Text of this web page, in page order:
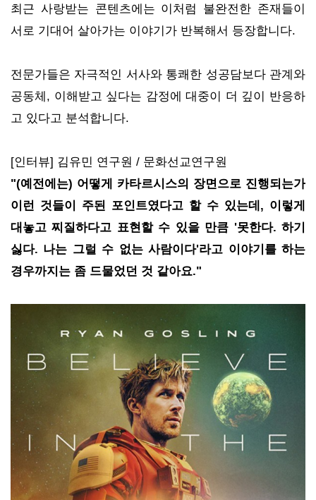
최근 사랑받는 콘텐츠에는 이처럼 불완전한 존재들이
서로 기대어 살아가는 이야기가 반복해서 등장합니다.
전문가들은 자극적인 서사와 통쾌한 성공담보다 관계와
공동체, 이해받고 싶다는 감정에 대중이 더 깊이 반응하
고 있다고 분석합니다.
[인터뷰] 김유민 연구원 / 문화선교연구원
"(예전에는) 어떻게 카타르시스의 장면으로 진행되는가
이런 것들이 주된 포인트였다고 할 수 있는데, 이렇게
대놓고 찌질하다고 표현할 수 있을 만큼 '못한다. 하기
싫다. 나는 그럴 수 없는 사람이다'라고 이야기를 하는
경우까지는 좀 드물었던 것 같아요."